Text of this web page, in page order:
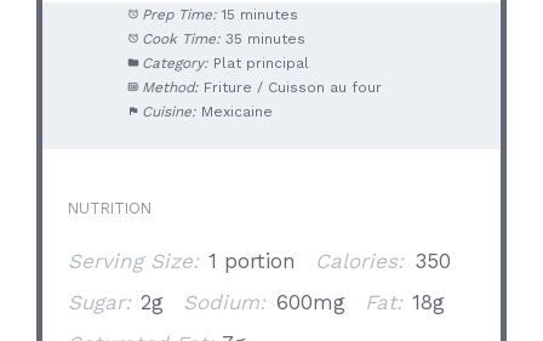
Prep Time: 15 minutes
Cook Time: 35 minutes
Category: Plat principal
Method: Friture / Cuisson au four
Cuisine: Mexicaine
NUTRITION
Serving Size: 1 portion Calories: 350
Sugar: 2g Sodium: 600mg Fat: 18g